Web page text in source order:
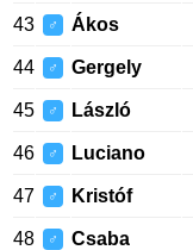
43 ♂ Ákos
44 ♂ Gergely
45 ♂ László
46 ♂ Luciano
47 ♂ Kristóf
48 ♂ Csaba